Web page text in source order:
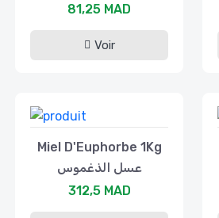
81,25 MAD
Voir
Miel D'Euphorbe 1Kg
عسل الذغموس
312,5 MAD